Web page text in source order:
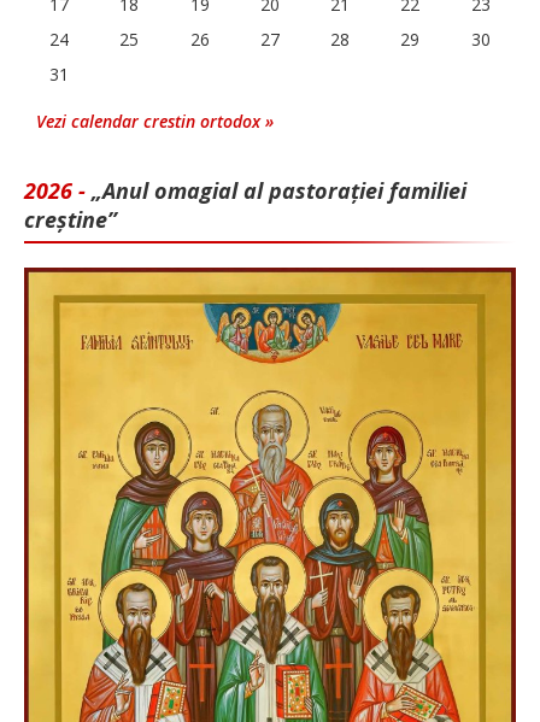
24
25 26 27 28 29
30
31
Vezi calendar crestin ortodox »
2026 - „Anul omagial al pastorației familiei
creștine”